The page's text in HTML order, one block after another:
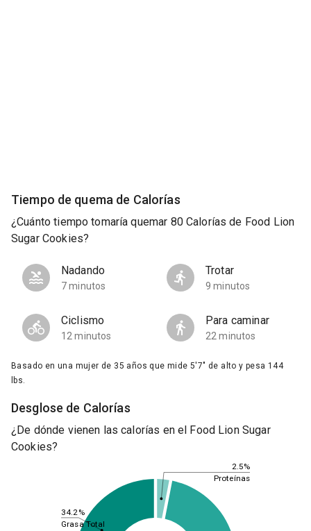
Tiempo de quema de Calorías
¿Cuánto tiempo tomaría quemar 80 Calorías de Food Lion
Sugar Cookies?
Nadando
7 minutos
Trotar
9 minutos
Ciclismo
12 minutos
Para caminar
22 minutos
Basado en una mujer de 35 años que mide 5'7" de alto y pesa 144
lbs.
Desglose de Calorías
¿De dónde vienen las calorías en el Food Lion Sugar
Cookies?
2.5%
34.2%
Proteínas
Grasa Total